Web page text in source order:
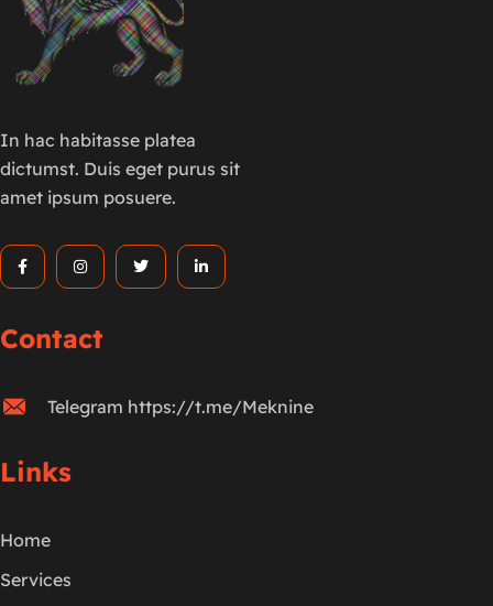
In hac habitasse platea
dictumst. Duis eget purus sit
amet ipsum posuere.
Contact
Telegram https://t.me/Meknine
Links
Home
Services